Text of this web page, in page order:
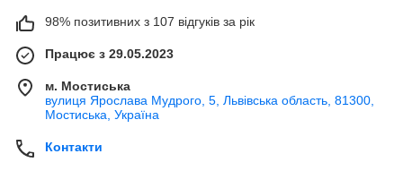
98% позитивних з 107 відгуків за рік
Працює з 29.05.2023
м. Мостиська
вулиця Ярослава Мудрого, 5, Львівська область, 81300,
Мостиська, Україна
Контакти